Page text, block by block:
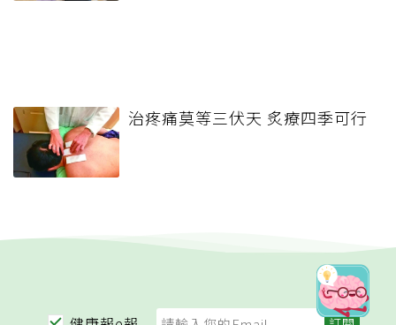
治疼痛莫等三伏天 炙療四季可行